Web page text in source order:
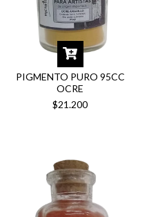
PIGMENTO PURO 95CC
OCRE
$21.200